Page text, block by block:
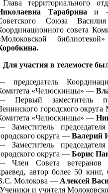
Глава территориального
Тарабринаи
Союза
совета
Для участия в телемосте
председатель
«Челюскинцы» —
Первый заместитель
городского
«Челюскинцы» —
Заместитель
округа —Валерий
Заместитель
округа —Борис
Член Совета ветеранов
автор более 50
Молокова — Алексей
и учителя